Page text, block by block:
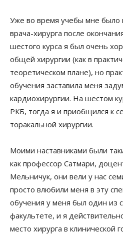
Уже во время учебы мне было
врача-хирурга после
шестого курса я был очень
общей хирургии (как в
теоретическом плане), но
обучения заставила меня
кардиохирургии. На шестом
РКБ, тогда я и приобщился к
торакальной хирургии.
Моими наставниками были
как профессор Сатмари,
Мельничук, они вели у нас
просто влюбили меня в эту
обучения у меня был один из
факультете, и я
место хирурга в клинической